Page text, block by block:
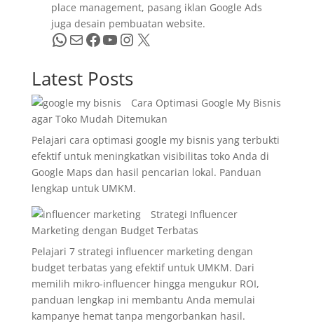
place management, pasang iklan Google Ads
juga desain pembuatan website.
WhatsApp Mail Facebook YouTube InstagramX
Latest Posts
Cara Optimasi Google My Bisnis
agar Toko Mudah Ditemukan
Pelajari cara optimasi google my bisnis yang terbukti
efektif untuk meningkatkan visibilitas toko Anda di
Google Maps dan hasil pencarian lokal. Panduan
lengkap untuk UMKM.
Strategi Influencer
Marketing dengan Budget Terbatas
Pelajari 7 strategi influencer marketing dengan
budget terbatas yang efektif untuk UMKM. Dari
memilih mikro-influencer hingga mengukur ROI,
panduan lengkap ini membantu Anda memulai
kampanye hemat tanpa mengorbankan hasil.